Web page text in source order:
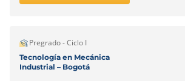
Pregrado - Ciclo I
Tecnología en Mecánica
Industrial – Bogotá